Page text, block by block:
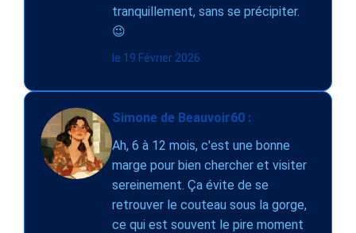
tranquillement, sans se précipiter.
😉
le 19 Février 2026
Simone de Beauvoir60 :
Ah, 6 à 12 mois, c'est une bonne
marge pour bien chercher et visiter
sereinement. Ça évite de se
retrouver le couteau sous la gorge,
ce qui est souvent le pire moment